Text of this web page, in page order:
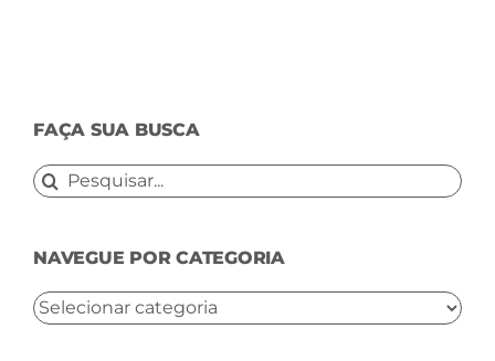
FAÇA SUA BUSCA
Buscar
NAVEGUE POR CATEGORIA
NAVEGUE